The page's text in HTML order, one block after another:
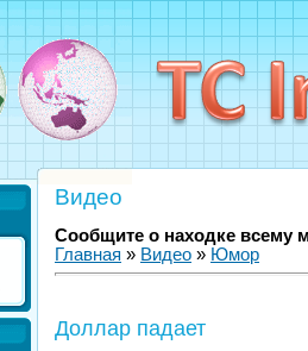
Видео
Сообщите о находке всему
Главная » Видео » Юмор
Доллар падает